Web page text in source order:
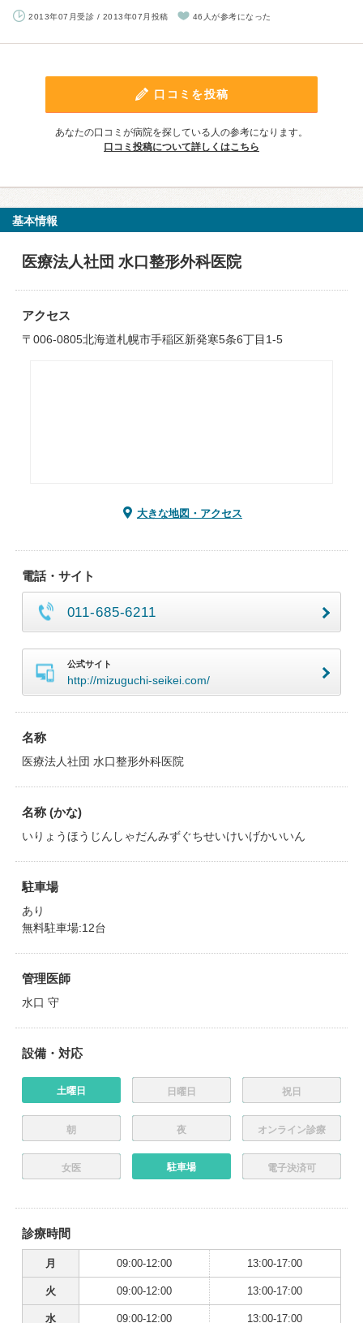
2013年07月受診 / 2013年07月投稿 46人が参考になった
口コミを投稿
あなたの口コミが病院を探している人の参考になります。
口コミ投稿について詳しくはこちら
基本情報
医療法人社団 水口整形外科医院
アクセス
〒006-0805北海道札幌市手稲区新発寒5条6丁目1-5
大きな地図・アクセス
電話・サイト
011-685-6211
公式サイト
http://mizuguchi-seikei.com/
名称
医療法人社団 水口整形外科医院
名称 (かな)
いりょうほうじんしゃだんみずぐちせいけいげかいいん
駐車場
あり
無料駐車場:12台
管理医師
水口 守
設備・対応
土曜日 日曜日 祝日
朝 夜 オンライン診療
女医 駐車場 電子決済可
診療時間
月 09:00-12:00 13:00-17:00
火 09:00-12:00 13:00-17:00
水 09:00-12:00 13:00-17:00